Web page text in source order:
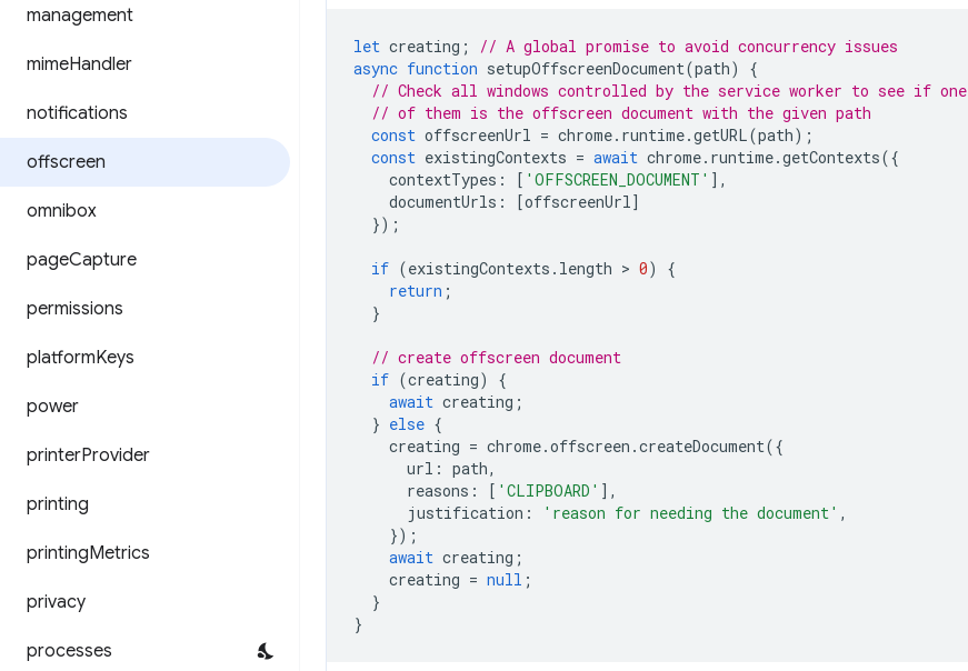
management
mimeHandler
notifications
offscreen
omnibox
pageCapture
permissions
platformKeys
power
printerProvider
printing
printingMetrics
privacy
processes
let creating ;
// A global promise to avoid concurrency issues
async function setupOffscreenDocument(path)
{
// Check all windows controlled by the service worker to see if one
// of them is the offscreen document with the given path
const offscreenUrl = chrome. runtime.getURL(path);
const existingContexts = await chrome. runtime.getContexts({
contextTypes : [ 'OFFSCREEN_DOCUMENT' ],
documentUrls : [offscreenUrl]
});
if (existingContexts . length > 0)
{
return ;
}
// create offscreen document
if (creating)
{
await creating ;
} else {
creating = chrome.offscreen .createDocument({
url : path,
reasons : [ 'CLIPBOARD' ],
justification : 'reason for needing the document' ,
});
await creating ;
creating = null ;
}
}